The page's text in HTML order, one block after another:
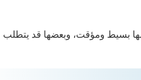
بسيط ومؤقت، وبعضها قد يتطلب